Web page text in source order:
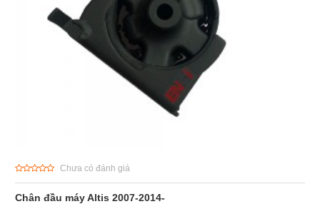
Chưa có đánh giá
Chân đầu máy Altis 2007-2014-